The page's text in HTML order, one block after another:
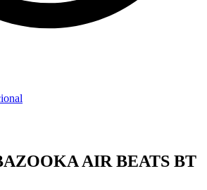
AIR BEATS BT